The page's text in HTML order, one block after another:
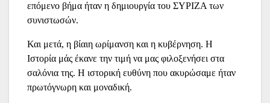
επόμενο βήμα ήταν η δημιουργία του ΣΥΡΙΖΑ των
συνιστωσών.
Και μετά, η βίαιη ωρίμανση και η κυβέρνηση. Η
Ιστορία μάς έκανε την τιμή να μας φιλοξενήσει στα
σαλόνια της. Η ιστορική ευθύνη που ακυρώσαμε ήταν
πρωτόγνωρη και μοναδική.